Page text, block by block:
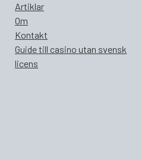
Artiklar
Om
Kontakt
Guide till casino utan svensk
licens